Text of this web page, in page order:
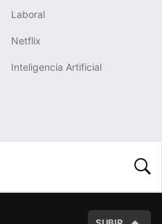
Laboral
Netflix
Inteligencia Artificial